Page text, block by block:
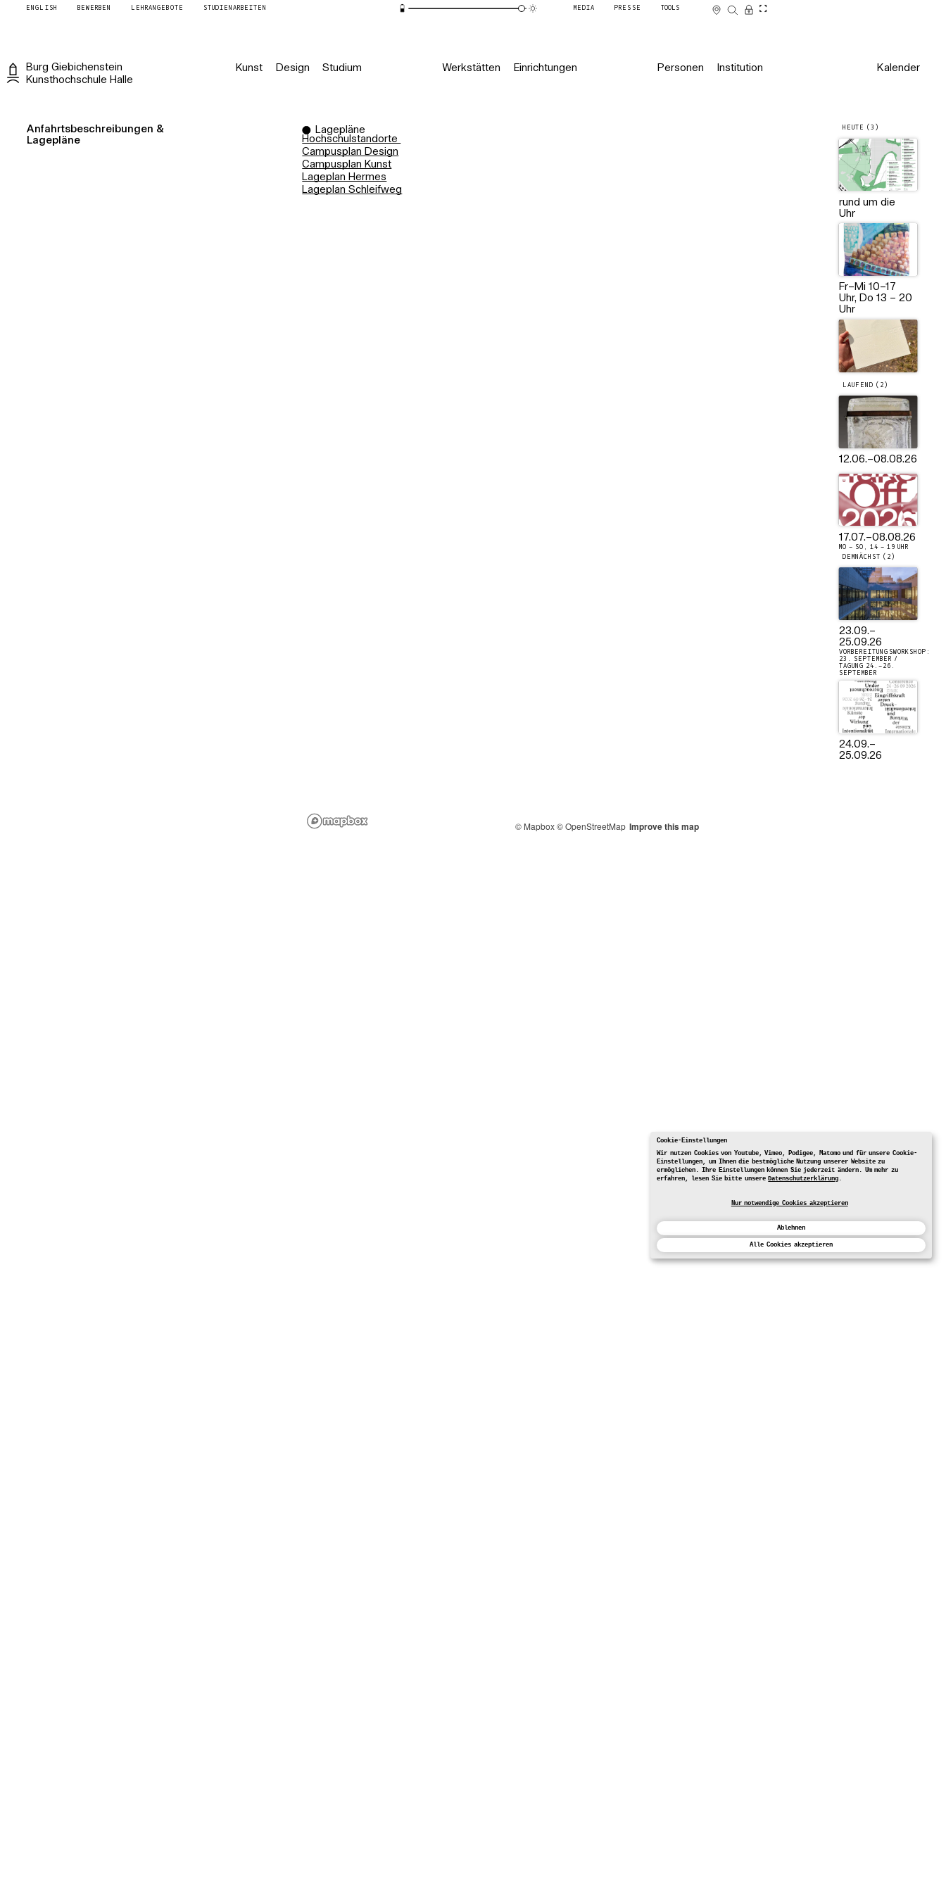
Cookie-Einstellungen
Wir nutzen Cookies von Youtube, Vimeo, Podigee, Matomo und für unsere Cookie-
Einstellungen, um Ihnen die bestmögliche Nutzung unserer Website zu
ermöglichen. Ihre Einstellungen können Sie jederzeit ändern. Um mehr zu
erfahren, lesen Sie bitte unsereDatenschutzerklärung.
Nur notwendige Cookies akzeptieren
Ablehnen
Alle Cookies akzeptieren
ENGLISH BEWERBEN LEHRANGEBOTE STUDIENARBEITEN MEDIA PRESSE TOOLS
Burg Giebichenstein
Kunsthochschule Halle
Kunst Design Studium Werkstätten Einrichtungen Personen Institution Kalender
Lagepläne
Hochschulstandorte
Campusplan Design
Campusplan Kunst
Lageplan Hermes
Lageplan Schleifweg
HEUTE (3)
rund um die
Uhr
Fr–Mi 10–17
Uhr, Do 13 – 20
Uhr
LAUFEND (2)
12.06.–08.08.26
17.07.–08.08.26
MO – SO, 14 – 19 UHR
DEMNÄCHST (2)
23.09.–
25.09.26
VORBEREITUNGSWORKSHOP:
23. SEPTEMBER /
TAGUNG 24.–26.
SEPTEMBER
24.09.–
25.09.26
Anfahrtsbeschreibungen &
Lagepläne